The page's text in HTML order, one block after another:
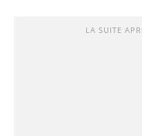
LA SUITE